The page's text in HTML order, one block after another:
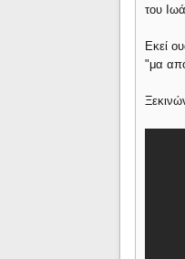
του
Εκεί
"μα